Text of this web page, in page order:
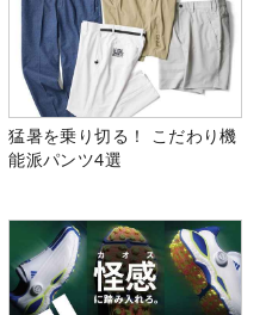
猛暑を乗り切る！ こだわり機
能派パンツ4選